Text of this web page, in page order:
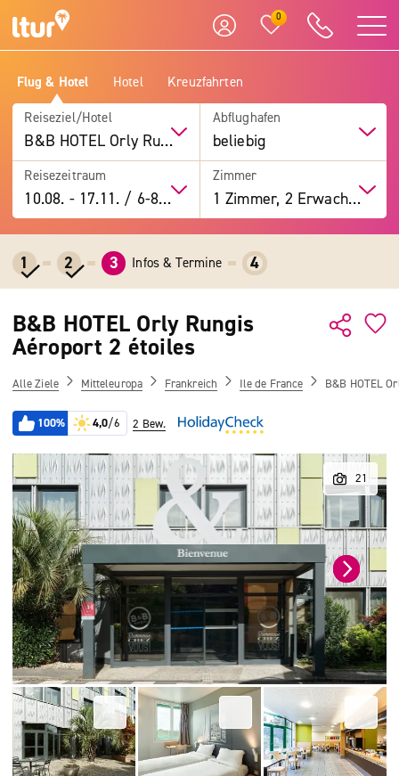
0
Flug & Hotel Hotel Kreuzfahrten
Reiseziel/Hotel
B&B HOTEL Orly Rungis Aéroport 2 étoiles
Abflughafen
beliebig
Reisezeitraum
10.08. -17.11. / 6-8 Tage
Zimmer
1 Zimmer, 2 Erwachsene
1 2 3 Infos & Termine 4
B&B HOTEL Orly Rungis
Aéroport 2 étoiles
Alle Ziele Mitteleuropa Frankreich Ile de France B&B HOTEL
100% 4,0/6 2 Bew.